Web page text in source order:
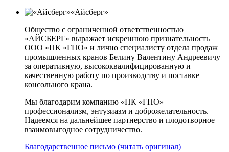
«Айсберг»
Общество с ограниченной ответственностью
«АЙСБЕРГ» выражает искреннюю признательность
ООО «ПК «ГПО» и лично специалисту отдела продаж
промышленных кранов Белину Валентину Андреевичу
за оперативную, высококвалифицированную и
качественную работу по производству и поставке
консольного крана.
Мы благодарим компанию «ПК «ГПО»
профессионализм, энтузиазм и доброжелательность.
Надеемся на дальнейшее партнерство и плодотворное
взаимовыгодное сотрудничество.
Благодарственное письмо (читать оригинал)